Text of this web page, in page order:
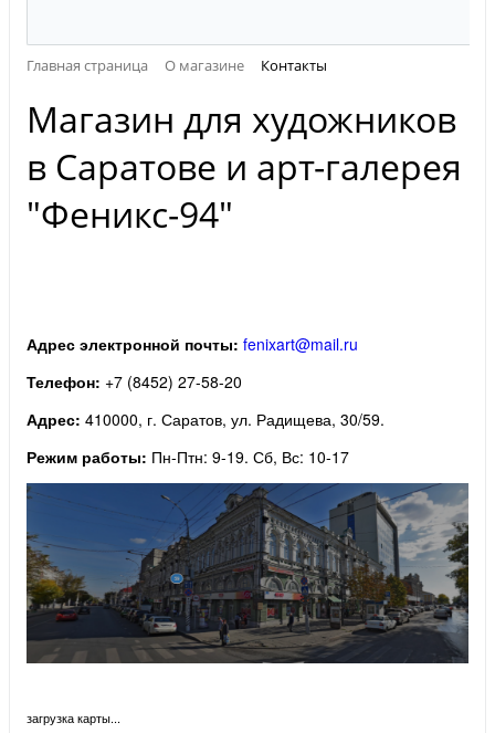
Главная страница О магазине Контакты
Магазин для художников
в Саратове и арт-галерея
"Феникс-94"
Адрес электронной почты: fenixart@mail.ru
Телефон: +7 (8452) 27-58-20
Адрес: 410000, г. Саратов, ул. Радищева, 30/59.
Режим работы: Пн-Птн: 9-19. Сб, Вс: 10-17
загрузка карты...